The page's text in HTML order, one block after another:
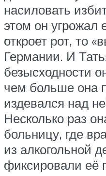
насиловать
этом он угрожал
откроет рот, то
Германии. И
безысходности
чем больше она
издевался над
Несколько раз
больницу, где
из алкогольной
фиксировали её